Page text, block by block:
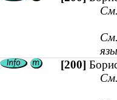
[200]